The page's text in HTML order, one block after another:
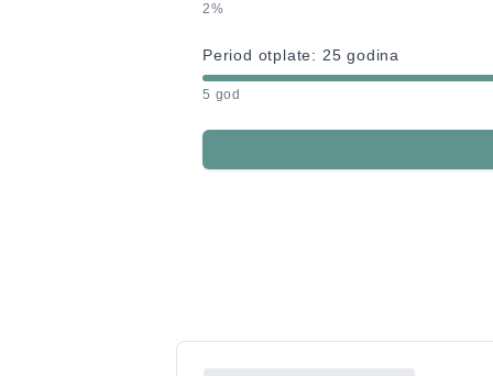
2%
Period otplate: 25 godina
5 god